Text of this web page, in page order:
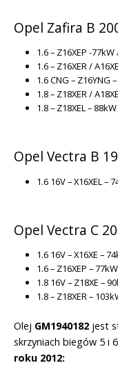
Opel Zafira B
1.6 – Z16XEP -
1.6 – Z16XER /
1.6 CNG – Z16YNG
1.8 – Z18XER /
1.8 – Z18XEL –
Opel Vectra B
1.6 16V – X16XEL –
Opel Vectra C
1.6 16V – X16XE –
1.6 – Z16XEP –
1.8 16V – Z18XE –
1.8 – Z18XER –
Olej GM1940182 jest
skrzyniach biegów 5 i
roku 2012: